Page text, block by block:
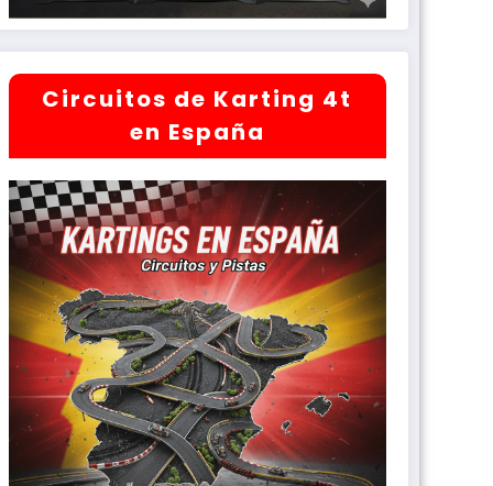
Circuitos de Karting 4t
en España